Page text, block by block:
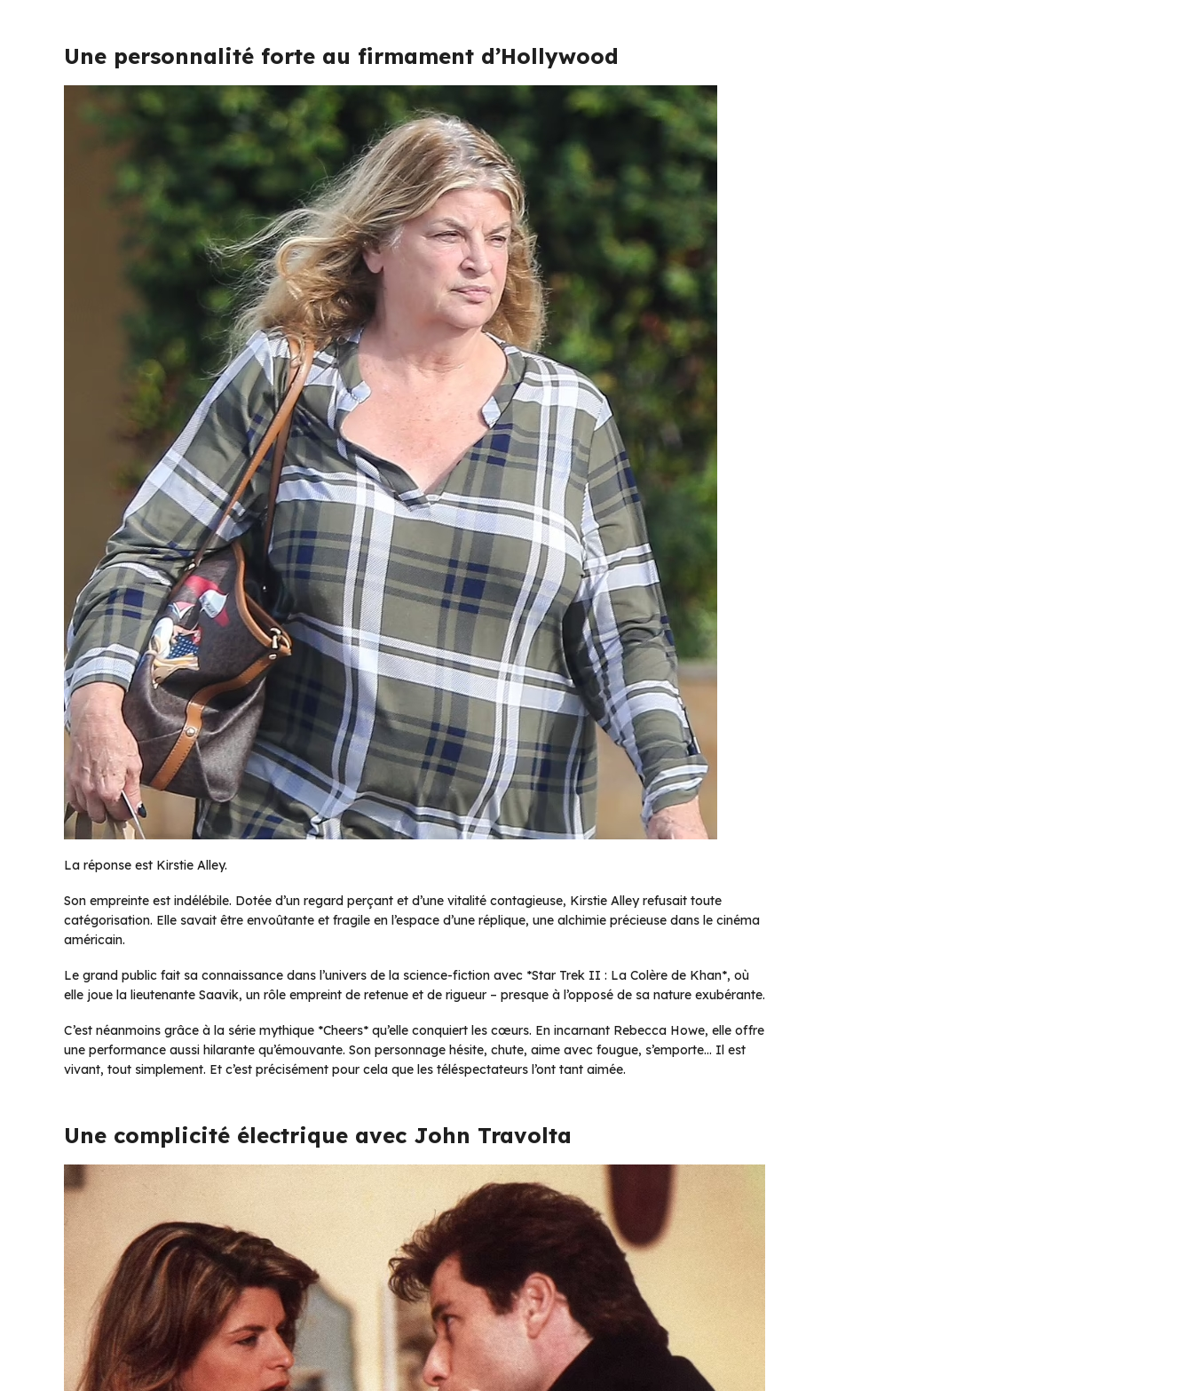
Une personnalité forte au firmament d’Hollywood
La réponse est Kirstie Alley.
Son empreinte est indélébile. Dotée d’un regard perçant et d’une vitalité contagieuse, Kirstie Alley refusait toute
catégorisation. Elle savait être envoûtante et fragile en l’espace d’une réplique, une alchimie précieuse dans le cinéma
américain.
Le grand public fait sa connaissance dans l’univers de la science-fiction avec *Star Trek II : La Colère de Khan*, où
elle joue la lieutenante Saavik, un rôle empreint de retenue et de rigueur – presque à l’opposé de sa nature exubérante.
C’est néanmoins grâce à la série mythique *Cheers* qu’elle conquiert les cœurs. En incarnant Rebecca Howe, elle offre
une performance aussi hilarante qu’émouvante. Son personnage hésite, chute, aime avec fougue, s’emporte… Il est
vivant, tout simplement. Et c’est précisément pour cela que les téléspectateurs l’ont tant aimée.
Une complicité électrique avec John Travolta